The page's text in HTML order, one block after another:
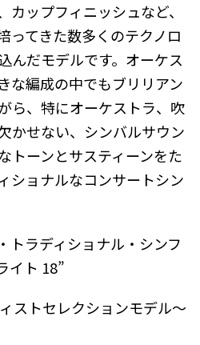
カップフィニッシュなど、
ってきた数多くのテクノロ
んだモデルです。オーケス
な編成の中でもブリリアン
ら、特にオーケストラ、吹
かせない、シンバルサウン
トーンとサスティーンをた
ショナルなコンサートシン
トラディショナル・シンフ
イト 18”
ストセレクションモデル～